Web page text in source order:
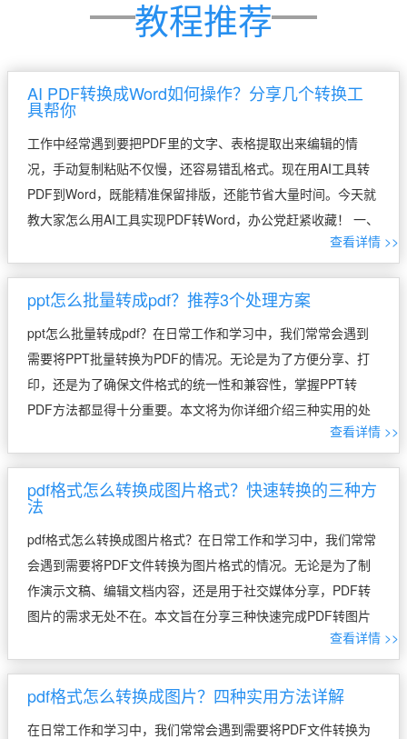
教程推荐
AI PDF转换成Word如何操作？分享几个转换工
具帮你
工作中经常遇到要把PDF里的文字、表格提取出来编辑的情
况，手动复制粘贴不仅慢，还容易错乱格式。现在用AI工具转
PDF到Word，既能精准保留排版，还能节省大量时间。今天就
教大家怎么用AI工具实现PDF转Word，办公党赶紧收藏！ 一、
AIPDF 助手 WEB AIPDF助手是一款便捷的在线PDF处理 […]
查看详情 >>
ppt怎么批量转成pdf？推荐3个处理方案
ppt怎么批量转成pdf？在日常工作和学习中，我们常常会遇到
需要将PPT批量转换为PDF的情况。无论是为了方便分享、打
印，还是为了确保文件格式的统一性和兼容性，掌握PPT转
PDF方法都显得十分重要。本文将为你详细介绍三种实用的处
理方案，帮助你轻松完成批量转换任务。 为什么要将PPT批量
查看详情 >>
pdf格式怎么转换成图片格式？快速转换的三种方
法
pdf格式怎么转换成图片格式？在日常工作和学习中，我们常常
会遇到需要将PDF文件转换为图片格式的情况。无论是为了制
作演示文稿、编辑文档内容，还是用于社交媒体分享，PDF转
图片的需求无处不在。本文旨在分享三种快速完成PDF转图片
的方法，帮助大家轻松应对各种转换需求。 为什么需要将PDF
查看详情 >>
pdf格式怎么转换成图片？四种实用方法详解
在日常工作和学习中，我们常常会遇到需要将PDF文件转换为